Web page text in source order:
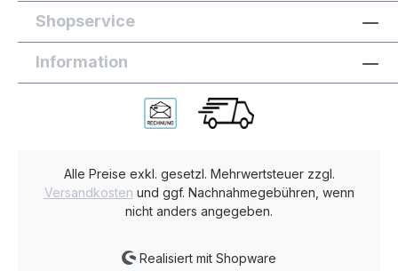
Shopservice
Information
Alle Preise exkl. gesetzl. Mehrwertsteuer zzgl.
Versandkosten und ggf. Nachnahmegebühren, wenn
nicht anders angegeben.
Realisiert mit Shopware